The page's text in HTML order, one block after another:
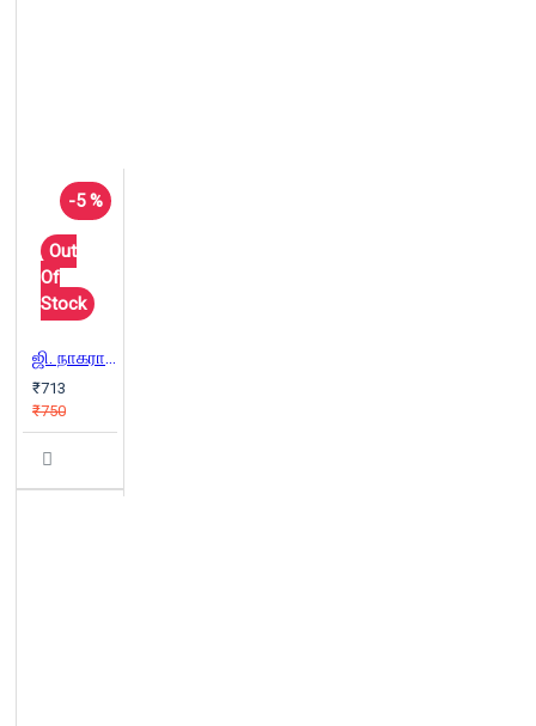
-5 %
Out
Of
Stock
ஜி. நாகராஜன் ஆக்கங்கள்
₹713
₹750